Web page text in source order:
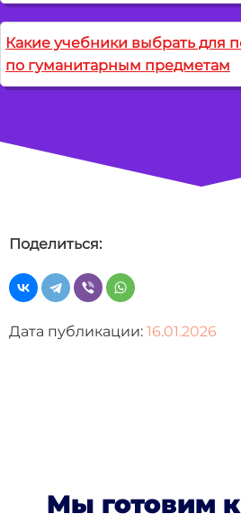
Какие учебники выбрать для
по гуманитарным предметам
Поделиться:
Дата публикации: 16.01.2026
Мы готовим